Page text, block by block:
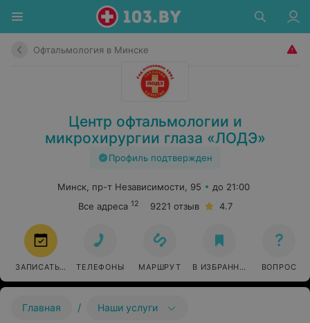
Офтальмология в Минске
Центр офтальмологии и
микрохирургии глаза «ЛОДЭ»
Профиль подтвержден
Минск, пр-т Независимости, 95
до 21:00
Все адреса 12 9221 отзыв 4.7
ЗАПИСАТЬСЯ ТЕЛЕФОНЫ МАРШРУТ В ИЗБРАННОЕ ВОПРОС
Главная / Наши услуги